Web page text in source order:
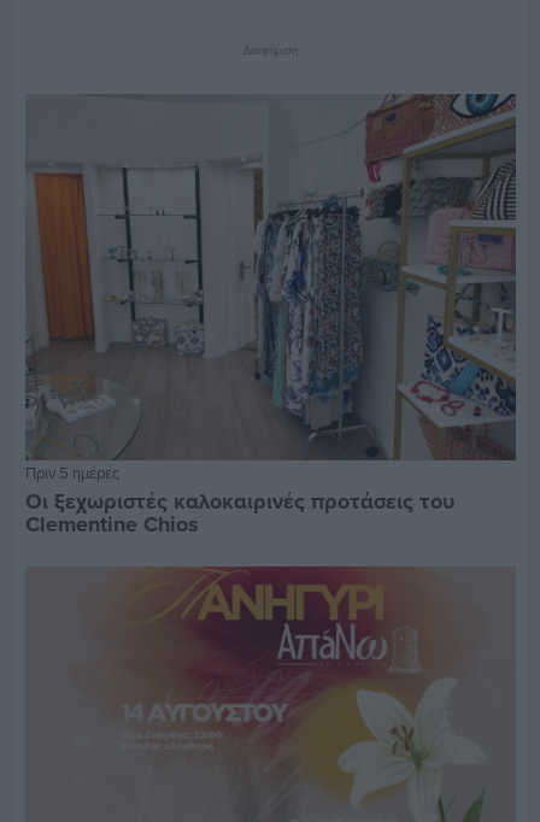
Διαφήμιση
Πριν 5 ημέρες
Οι ξεχωριστές καλοκαιρινές προτάσεις του
Clementine Chios